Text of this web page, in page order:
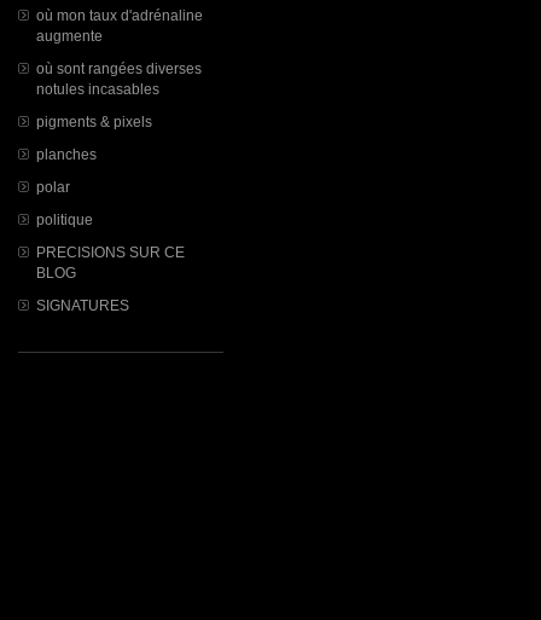
où mon taux d'adrénaline
augmente
où sont rangées diverses
notules incasables
pigments & pixels
planches
polar
politique
PRECISIONS SUR CE
BLOG
SIGNATURES